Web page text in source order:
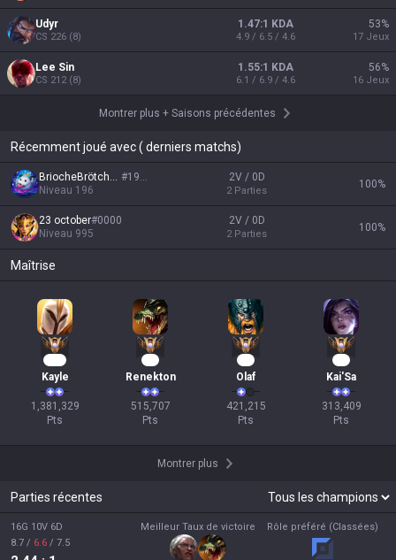
Udyr
CS 226 (8)
1.47:1 KDA
4.9 / 6.5 / 4.6
53%
17 Jeux
Lee Sin
CS 212(8)
1.55:1 KDA
6.1 / 6.9 / 4.6
56%
16 Jeux
Montrer plus + Saisons précédentes
Récemment joué avec ( derniers matchs)
BriocheBrötchen #1910
Niveau 196
2V / 0D
2 Parties
100%
23 october#0000
Niveau 995
2V / 0D
2 Parties
100%
Maîtrise
Kayle
1,381,329
Pts
Renekton
515,707
Pts
Olaf
421,215
Pts
Kai'Sa
313,409
Pts
Montrer plus
Parties récentes
16G 10V 6D
8.7 / 6.6 / 7.5
Meilleur Taux de victoire Rôle préféré (Classées)